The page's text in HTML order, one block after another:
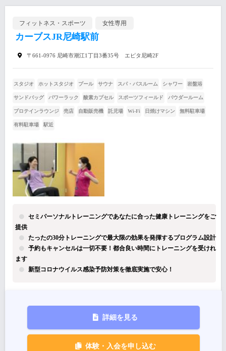
フィットネス・スポーツ 女性専用
カーブスJR尼崎駅前
〒661-0976 尼崎市潮江1丁目3番35号 エピタ尼崎2F
スタジオ ホットスタジオ プール サウナ スパ・バスルーム シャワー 岩盤浴
サンドバッグ パワーラック 酸素カプセル スポーツフィールド パウダールーム
プロテインラウンジ 売店 自動販売機 託児場 Wi-Fi 日焼けマシン 無料駐車場
有料駐車場 駅近
セミパーソナルトレーニングであなたに合った健康トレーニングをご
提供
たったの30分トレーニングで最大限の効果を発揮するプログラム設計
予約もキャンセルは一切不要！都合良い時間にトレーニングを受けれ
ます
新型コロナウイルス感染予防対策を徹底実施で安心！
詳細を見る
体験・入会を申し込む